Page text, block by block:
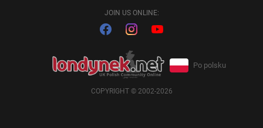
JOIN US ONLINE:
Po polsku
COPYRIGHT © 2002-2026